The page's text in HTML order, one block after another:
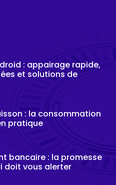
: appairage rapide,
et solutions de
: la consommation
pratique
bancaire : la promesse
doit vous alerter